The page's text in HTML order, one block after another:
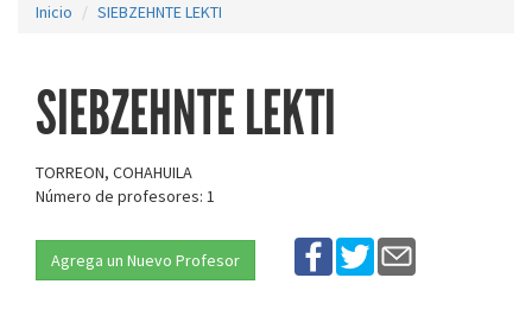
Inicio SIEBZEHNTE LEKTI
SIEBZEHNTE LEKTI
TORREON, COHAHUILA
Número de profesores: 1
Agrega un Nuevo Profesor